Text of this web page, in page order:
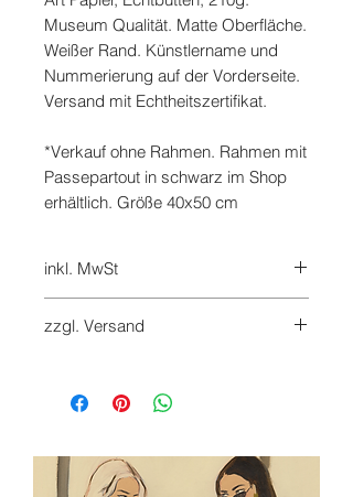
Museum Qualität. Matte Oberfläche.
Weißer Rand. Künstlername und
Nummerierung auf der Vorderseite.
Versand mit Echtheitszertifikat.
*Verkauf ohne Rahmen. Rahmen mit
Passepartout in schwarz im Shop
erhältlich. Größe 40x50 cm
inkl. MwSt
zzgl. Versand
Retouren sind innerhalb von 14
Käufers möglich. Bitte nutzen Sie das
Widerrufsformular in unseren AGB.